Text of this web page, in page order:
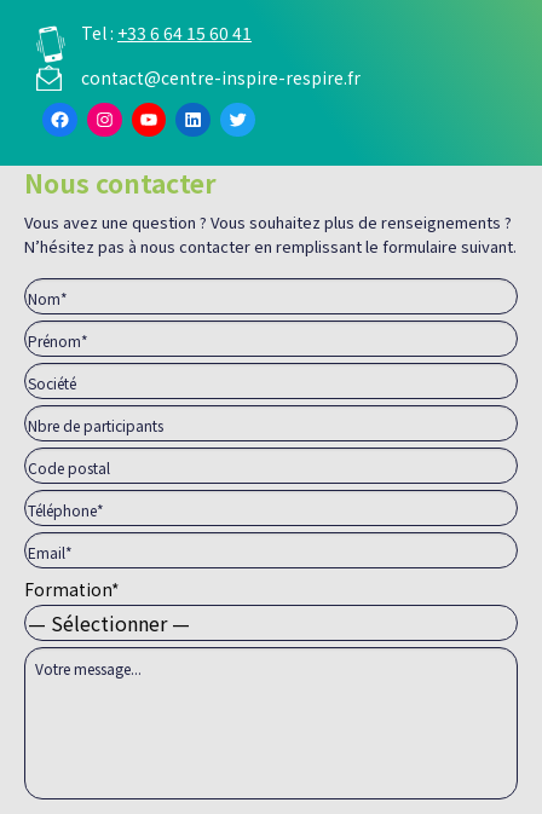
Tel : +33 6 64 15 60 41
contact@centre-inspire-respire.fr
Facebook
Instagram
YouTube
LinkedIn
Twitter
Nous contacter
Vous avez une question ? Vous souhaitez plus de renseignements ?
N’hésitez pas à nous contacter en remplissant le formulaire suivant.
Formation*